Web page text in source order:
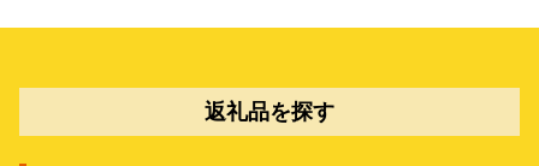
返礼品を探す